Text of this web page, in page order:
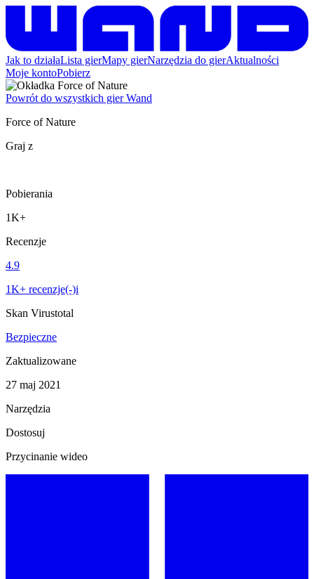
Jak to działaLista gierMapy gierNarzędzia do gierAktualności
Moje kontoPobierz
Powrót do wszystkich gier Wand
Force of Nature
Graj z
Pobierania
1K+
Recenzje
4.9
1K+ recenzje(-)i
Skan Virustotal
Bezpieczne
Zaktualizowane
27 maj 2021
Narzędzia
Dostosuj
Przycinanie wideo